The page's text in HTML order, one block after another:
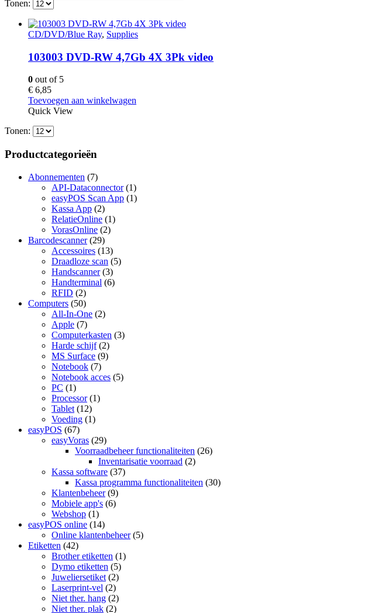
Tonen:
CD/DVD/Blue Ray, Supplies
103003 DVD-RW 4,7Gb 4X 3Pk video
0 out of 5
€ 6,85
Toevoegen aan winkelwagen
Quick View
Tonen:
Productcategorieën
Abonnementen (7)
API-Dataconnector (1)
easyPOS Scan App (1)
Kassa App (2)
RelatieOnline (1)
VorasOnline (2)
Barcodescanner (29)
Accessoires (13)
Draadloze scan (5)
Handscanner (3)
Handterminal (6)
RFID (2)
Computers (50)
All-In-One (2)
Apple (7)
Computerkasten (3)
Harde schijf (2)
MS Surface (9)
Notebook (7)
Notebook acces (5)
PC (1)
Processor (1)
Tablet (12)
Voeding (1)
easyPOS (67)
easyVoras (29)
Voorraadbeheer functionaliteiten (26)
Inventarisatie voorraad (2)
Kassa software (37)
Kassa programma functionaliteiten (30)
Klantenbeheer (9)
Mobiele app's (6)
Webshop (1)
easyPOS online (14)
Online klantenbeheer (5)
Etiketten (42)
Brother etiketten (1)
Dymo etiketten (5)
Juweliersetiket (2)
Laserprint-vel (2)
Niet ther. hang (2)
Niet ther. plak (2)